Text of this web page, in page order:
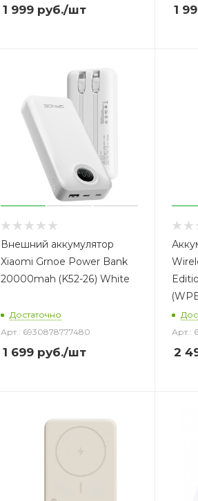
1 999руб./шт 1
Внешний аккумулятор
Xiaomi Grnoe Power Bank
20000mah (K52-26) White
Достаточно
Арт.: 6930878777480
1 699руб./шт
Арт.:
2